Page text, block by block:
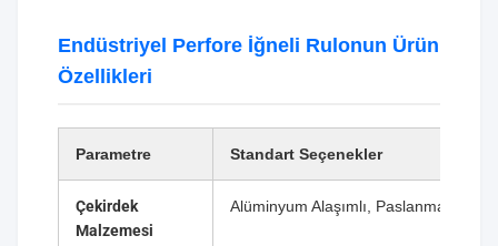
Endüstriyel Perfore İğneli Rulonun Ürün
Özellikleri
Parametre Standart Seçenekler
Çekirdek
Malzemesi
Alüminyum Alaşımlı, Paslanmaz